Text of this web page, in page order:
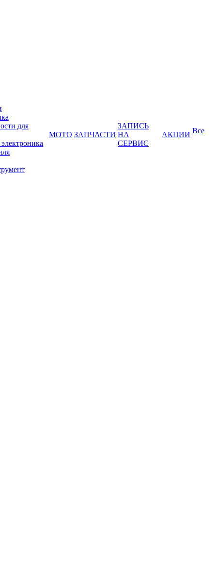
для
МОТО ЗАПЧАСТИ
ЗАПИСЬ
НА
СЕРВИС
АКЦИИ Все